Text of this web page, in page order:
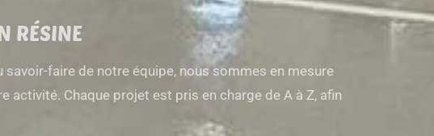
RÉSINE
faire de notre équipe, nous sommes en mesure
Chaque projet est pris en charge de A à Z, afin